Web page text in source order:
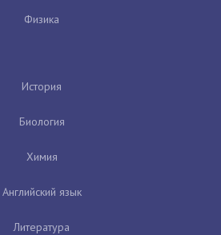
Физика
История
Биология
Химия
Английский язык
Литература